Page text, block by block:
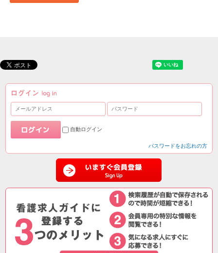
自動ログイン
パスワードをお忘れの方